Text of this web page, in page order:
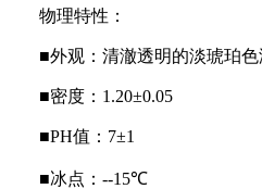
物理特性：
■外观：清澈透明的淡琥珀
■密度： 1.20±0.05
■PH值： 7±1
■冰点： --15℃